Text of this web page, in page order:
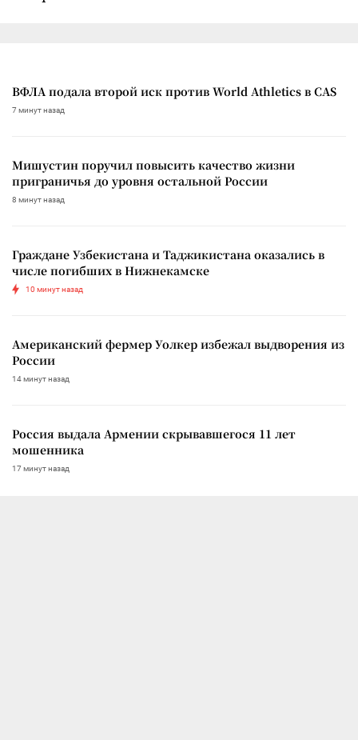
ВФЛА подала второй иск против World Athletics в CAS
7 минут назад
Мишустин поручил повысить качество жизни
приграничья до уровня остальной России
8 минут назад
Граждане Узбекистана и Таджикистана оказались в
числе погибших в Нижнекамске
10 минут назад
Американский фермер Уолкер избежал выдворения из
России
14 минут назад
Россия выдала Армении скрывавшегося 11 лет
мошенника
17 минут назад